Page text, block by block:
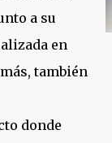
a su
en
también
donde